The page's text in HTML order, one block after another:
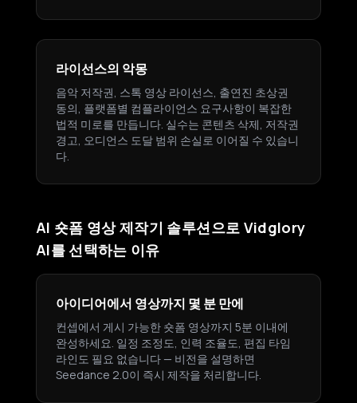
라이선스의 악몽
음악 저작권, 스톡 영상 라이선스, 출연진 초상권
동의, 플랫폼별 컴플라이언스 요구사항이 복잡한
법적 미로를 만듭니다. 실수는 콘텐츠 삭제, 저작권
경고, 오디언스 도달 범위 손실로 이어질 수 있습니
다.
AI 숏폼 영상 제작기 솔루션으로 Vidglory
AI를 선택하는 이유
아이디어에서 영상까지 몇 분 만에
컨셉에서 게시 가능한 숏폼 영상까지 5분 이내에
완성하세요. 일정 조정도, 인력 조율도, 편집 타임
라인도 필요 없습니다 — 비전을 설명하면
Seedance 2.0이 즉시 제작을 처리합니다.